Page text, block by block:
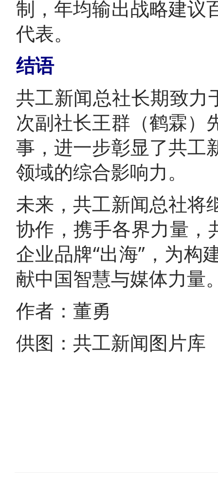
制，年均输出战略建议
代表。
结语
共工新闻总社长期致力
次副社长王群（鹤霖）
事，进一步彰显了共工
领域的综合影响力。
未来，共工新闻总社将
协作，携手各界力量，
企业品牌“出海”，为构
献中国智慧与媒体力量
作者：董勇
供图：共工新闻图片库